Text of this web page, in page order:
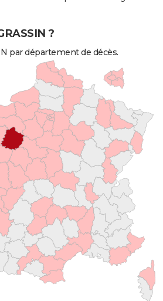
?
par département de décès.